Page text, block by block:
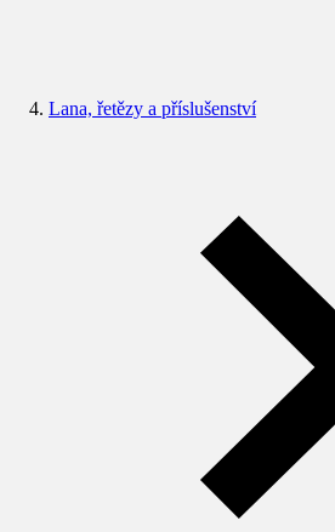
Lana, řetězy a příslušenství